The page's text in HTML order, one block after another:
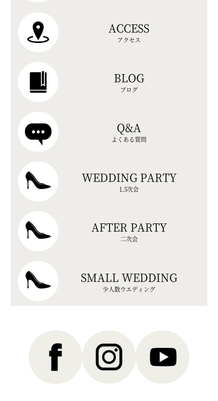
ACCESS
アクセス
BLOG
ブログ
Q&A
よくある質問
WEDDING PARTY
1.5次会
AFTER PARTY
二次会
SMALL WEDDING
少人数ウエディング